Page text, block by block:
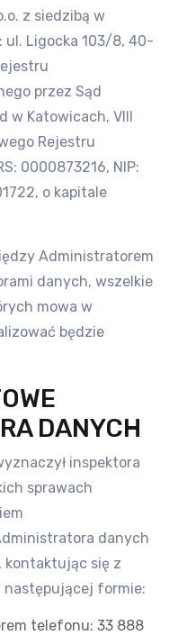
z siedzibą w
ul. Ligocka 103/8, 40-
przez Sąd
w Katowicach, VIII
Rejestru
0000873216, NIP:
o kapitale
Administratorem
danych, wszelkie
mowa w
będzie
DANYCH
inspektora
sprawach
danych
kontaktując się z
formie:
telefonu: 33 888